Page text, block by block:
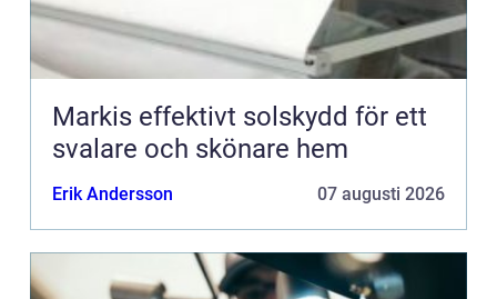
Markis effektivt solskydd för ett
svalare och skönare hem
Erik Andersson 07 augusti 2026